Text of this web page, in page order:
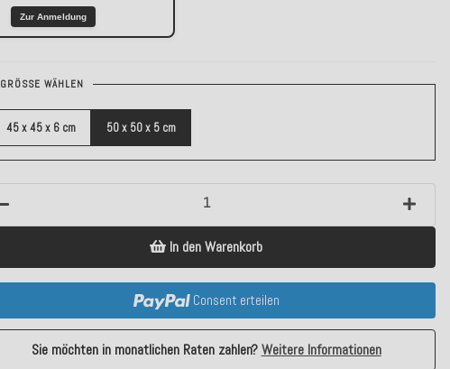
Zur Anmeldung
GRÖSSE WÄHLEN
45 x 45 x 6 cm 50 x 50 x 5 cm
In den Warenkorb
Consent erteilen
Sie möchten in monatlichen Raten zahlen?Weitere Informationen